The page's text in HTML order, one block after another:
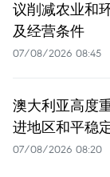
议削减农业和
及经营条件
07/08/2026 08:45
澳大利亚高度
进地区和平稳
07/08/2026 08:20